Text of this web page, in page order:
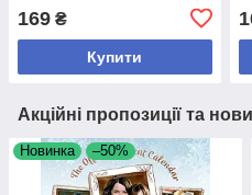
169 ₴
Купити
Акційні пропозиції та
Новинка –50%